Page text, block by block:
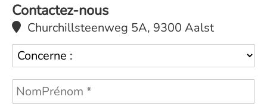
Contactez-nous
Churchillsteenweg 5A, 9300 Aalst